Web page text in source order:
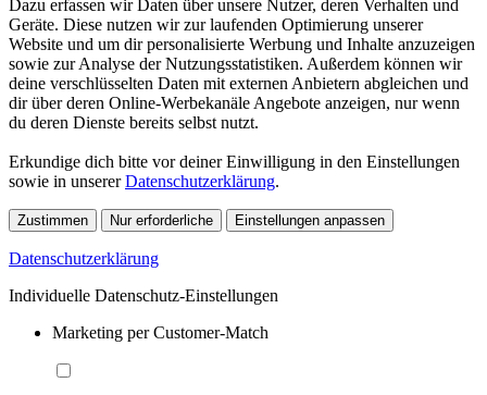
Dazu erfassen wir Daten über unsere Nutzer, deren Verhalten und
Geräte. Diese nutzen wir zur laufenden Optimierung unserer
Website und um dir personalisierte Werbung und Inhalte anzuzeigen
sowie zur Analyse der Nutzungsstatistiken. Außerdem können wir
deine verschlüsselten Daten mit externen Anbietern abgleichen und
dir über deren Online-Werbekanäle Angebote anzeigen, nur wenn
du deren Dienste bereits selbst nutzt.
Erkundige dich bitte vor deiner Einwilligung in den Einstellungen
sowie in unsererDatenschutzerklärung.
Zustimmen Nur erforderliche Einstellungen anpassen
Datenschutzerklärung
Individuelle Datenschutz-Einstellungen
Marketing per Customer-Match